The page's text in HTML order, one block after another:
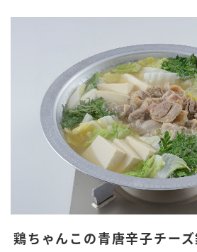
ロングセラー商品 ＋ おすすめレシピ
業務用サイト ミツカングループについて
鶏ちゃんこの青唐辛子チーズ